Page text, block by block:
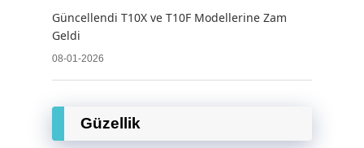
Güncellendi T10X ve T10F Modellerine Zam
Geldi
08-01-2026
Güzellik